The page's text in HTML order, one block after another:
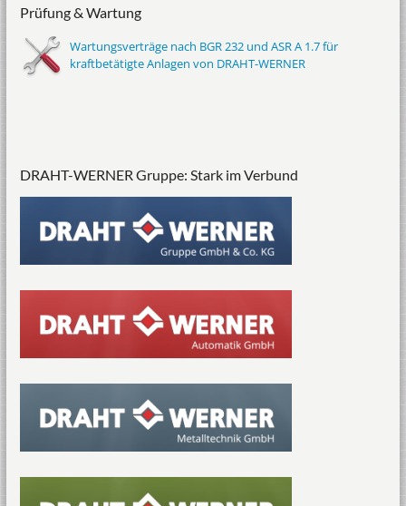
Prüfung & Wartung
Wartungsverträge nach BGR 232 und ASR A 1.7 für
kraftbetätigte Anlagen von DRAHT-WERNER
DRAHT-WERNER Gruppe: Stark im Verbund